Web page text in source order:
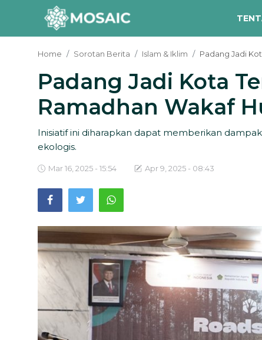
Contact
Tentang Kami
Risalah
Team Kami
Sorotan Berita
Bahasa
Home Sorotan Berita Islam & Iklim Padang Jadi
Padang Jadi Kota
Ramadhan Wakaf
Inisiatif ini diharapkan dapat memberikan
ekologis.
Mar 16, 2025 - 15:54 Apr 9, 2025 - 08:43